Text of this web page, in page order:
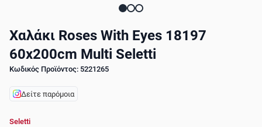
Χαλάκι Roses With Eyes 18197
60x200cm Multi Seletti
Κωδικός Προϊόντος: 5221265
Δείτε παρόμοια
Seletti